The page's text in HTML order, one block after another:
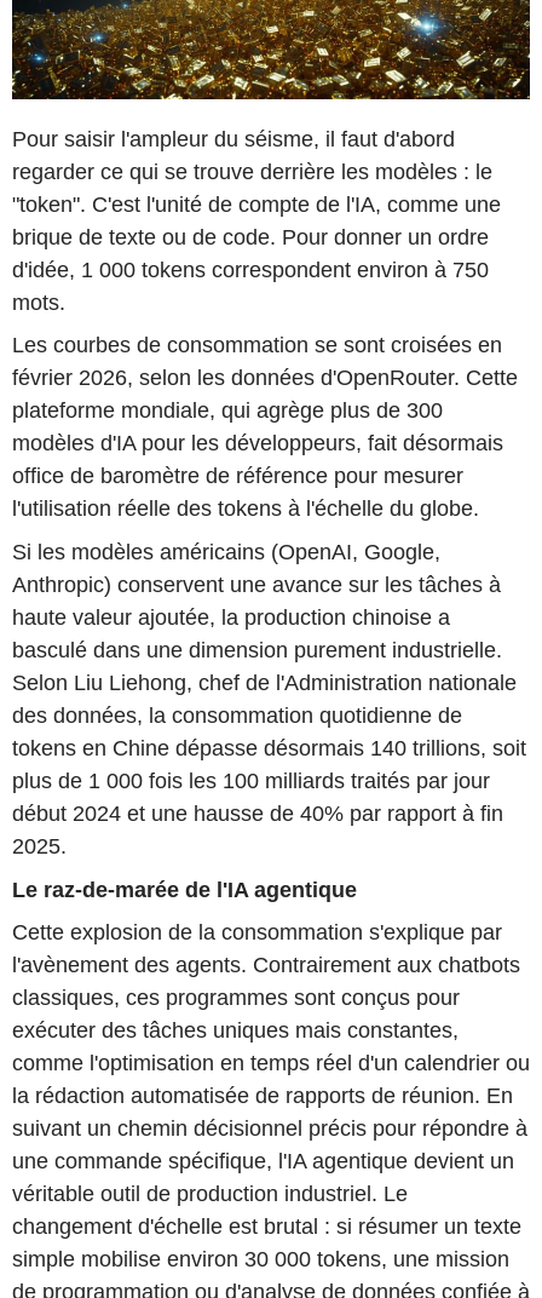
Pour saisir l'ampleur du séisme, il faut d'abord
regarder ce qui se trouve derrière les modèles : le
"token". C'est l'unité de compte de l'IA, comme une
brique de texte ou de code. Pour donner un ordre
d'idée, 1 000 tokens correspondent environ à 750
mots.
Les courbes de consommation se sont croisées en
février 2026, selon les données d'OpenRouter. Cette
plateforme mondiale, qui agrège plus de 300
modèles d'IA pour les développeurs, fait désormais
office de baromètre de référence pour mesurer
l'utilisation réelle des tokens à l'échelle du globe.
Si les modèles américains (OpenAI, Google,
Anthropic) conservent une avance sur les tâches à
haute valeur ajoutée, la production chinoise a
basculé dans une dimension purement industrielle.
Selon Liu Liehong, chef de l'Administration nationale
des données, la consommation quotidienne de
tokens en Chine dépasse désormais 140 trillions, soit
plus de 1 000 fois les 100 milliards traités par jour
début 2024 et une hausse de 40% par rapport à fin
2025.
Le raz-de-marée de l'IA agentique
Cette explosion de la consommation s'explique par
l'avènement des agents. Contrairement aux chatbots
classiques, ces programmes sont conçus pour
exécuter des tâches uniques mais constantes,
comme l'optimisation en temps réel d'un calendrier ou
la rédaction automatisée de rapports de réunion. En
suivant un chemin décisionnel précis pour répondre à
une commande spécifique, l'IA agentique devient un
véritable outil de production industriel. Le
changement d'échelle est brutal : si résumer un texte
simple mobilise environ 30 000 tokens, une mission
de programmation ou d'analyse de données confiée à